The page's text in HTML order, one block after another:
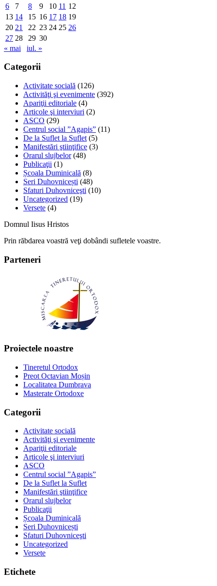
6
7 8 9 10 11 12
13 14 15 16 17 18 19
20 21 22 23 24 25 26
27 28 29 30
« mai
iul. »
Categorii
Activitate socială (126)
Activităţi şi evenimente (392)
Apariţii editoriale (4)
Articole şi interviuri (2)
ASCO (29)
Centrul social ”Agapis” (11)
De la Suflet la Suflet (5)
Manifestări ştiinţifice (3)
Orarul slujbelor(48)
Publicaţii (1)
Școala Duminicală (8)
Seri Duhovnicești (48)
Sfaturi Duhovniceşti (10)
Uncategorized (19)
Versete (4)
Domnul Iisus Hristos
Prin răbdarea voastră veţi dobândi sufletele voastre.
Parteneri
Proiectele noastre
Tineretul Ortodox
Preot Octavian Moșin
Localitatea Dumbrava
Masterate Ortodoxe
Categorii
Activitate socială
Activităţi şi evenimente
Apariţii editoriale
Articole şi interviuri
ASCO
Centrul social ”Agapis”
De la Suflet la Suflet
Manifestări ştiinţifice
Orarul slujbelor
Publicaţii
Școala Duminicală
Seri Duhovnicești
Sfaturi Duhovniceşti
Uncategorized
Versete
Etichete